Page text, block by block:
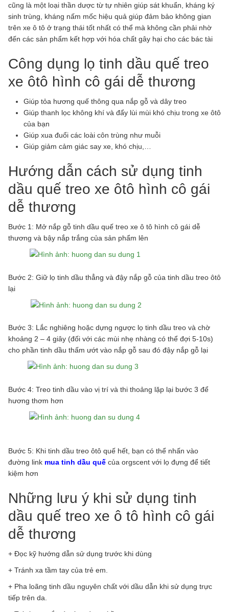
cũng là một loại thần dược từ tự nhiên giúp sát khuẩn, kháng ký
sinh trùng, kháng nấm mốc hiệu quả giúp đảm bảo không gian
trên xe ô tô ở trạng thái tốt nhất có thể mà không cần phải nhờ
đến các sản phẩm kết hợp với hóa chất gây hại cho các bác tài
Công dụng lọ tinh dầu quế treo
xe ôtô hình cô gái dễ thương
Giúp tỏa hương quế thông qua nắp gỗ và dây treo
Giúp thanh lọc không khí và đẩy lùi mùi khó chịu trong xe ôtô
của bạn
Giúp xua đuổi các loài côn trùng như muỗi
Giúp giảm cảm giác say xe, khó chịu,…
Hướng dẫn cách sử dụng tinh
dầu quế treo xe ôtô hình cô gái
dễ thương
Bước 1: Mở nắp gỗ tinh dầu quế treo xe ô tô hình cô gái dễ
thương và bậy nắp trắng của sản phẩm lên
Bước 2: Giữ lọ tinh dầu thẳng và đậy nắp gỗ của tinh dầu treo ôtô
lại
Bước 3: Lắc nghiêng hoặc dựng ngược lọ tinh dầu treo và chờ
khoảng 2 – 4 giây (đối với các mùi nhẹ nhàng có thể đợi 5-10s)
cho phần tinh dầu thấm ướt vào nắp gỗ sau đó đậy nắp gỗ lại
Bước 4: Treo tinh dầu vào vị trí và thi thoảng lặp lại bước 3 để
hương thơm hơn
Bước 5: Khi tinh dầu treo ôtô quế hết, bạn có thể nhấn vào
đường link mua tinh dầu quế của orgscent với lọ đựng để tiết
kiệm hơn
Những lưu ý khi sử dụng tinh
dầu quế treo xe ô tô hình cô gái
dễ thương
+ Đọc kỹ hướng dẫn sử dụng trước khi dùng
+ Tránh xa tầm tay của trẻ em.
+ Pha loãng tinh dầu nguyên chất với dầu dẫn khi sử dụng trực
tiếp trên da.